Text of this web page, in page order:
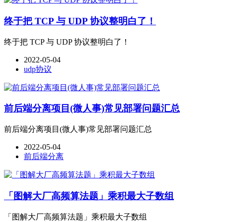
终于把 TCP 与 UDP 协议整明白了！
终于把 TCP 与 UDP 协议整明白了！
2022-05-04
udp协议
前后端分离项目(微人事)常见部署问题汇总
前后端分离项目(微人事)常见部署问题汇总
2022-05-04
前后端分离
「图解大厂高频算法题」乘积最大子数组
「图解大厂高频算法题」乘积最大子数组